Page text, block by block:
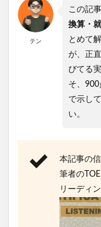
テン
この記
換算・
とめて
が、正
びてる
そ、
で示し
い。
本記事の
筆者の
リーディ